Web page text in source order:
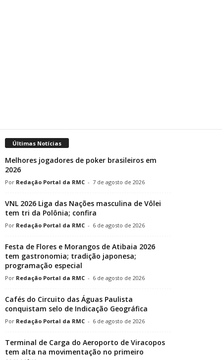
Últimas Notícias
Melhores jogadores de poker brasileiros em
2026
Redação Portal da RMC - 7 de agosto de 2026
VNL 2026 Liga das Nações masculina de Vôlei
tem tri da Polônia; confira
Redação Portal da RMC - 6 de agosto de 2026
Festa de Flores e Morangos de Atibaia 2026
tem gastronomia; tradição japonesa;
programação especial
Redação Portal da RMC - 6 de agosto de 2026
Cafés do Circuito das Águas Paulista
conquistam selo de Indicação Geográfica
Redação Portal da RMC - 6 de agosto de 2026
Terminal de Carga do Aeroporto de Viracopos
tem alta na movimentação no primeiro